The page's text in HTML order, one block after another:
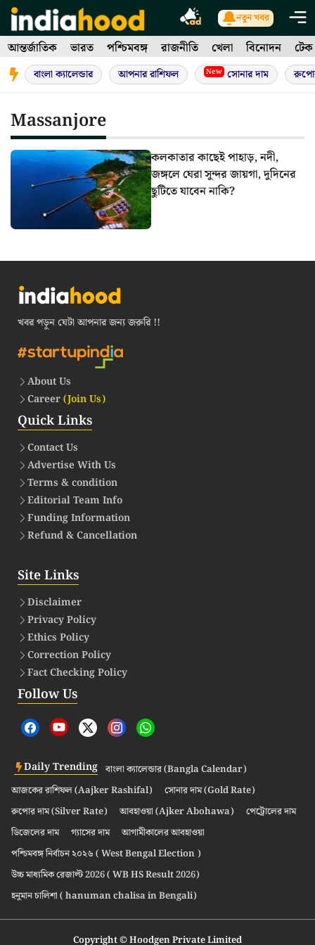
Skip
to
content
নতুন খবর
আন্তর্জাতিক ভারত পশ্চিমবঙ্গ রাজনীতি খেলা বিনোদন টেক
বাংলা ক্যালেন্ডার আপনার রাশিফল New সোনার দাম
Massanjore
কলকাতার কাছেই পাহাড়, নদী,
জঙ্গলে ঘেরা সুন্দর জায়গা, দুদিনের
ছুটিতে যাবেন নাকি?
খবর পড়ুন যেটা আপনার জন্য জরুরি !!
About Us
Career(Join Us)
Quick Links
Contact Us
Advertise With Us
Terms & condition
Editorial Team Info
Funding Information
Refund & Cancellation
Site Links
Disclaimer
Privacy Policy
Ethics Policy
Correction Policy
Fact Checking Policy
Follow Us
Daily Trending বাংলা ক্যালেন্ডার (Bangla Calendar)
আজকের রাশিফল (Aajker Rashifal)
সোনার দাম (Gold Rate)
রুপোর দাম (Silver Rate)
আবহাওয়া (Ajker Abohawa)
পেট্রোলের দাম
ডিজেলের দাম
গ্যাসের দাম
আগামীকালের আবহাওয়া
পশ্চিমবঙ্গ নির্বাচন ২০২৬ ( West Bengal Election )
উচ্চ মাধ্যমিক রেজাল্ট 2026 ( WB HS Result 2026)
হনুমান চালিশা ( hanuman chalisa in Bengali)
Copyright © Hoodgen Private Limited